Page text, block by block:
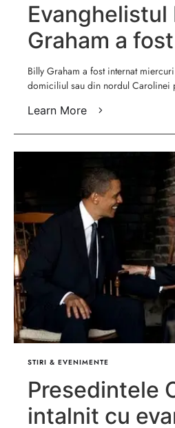
Evanghelistul
Graham a
Billy Graham a fost internat
domiciliul sau din nordul Carolinei
Learn More
STIRI & EVENIMENTE
Presedintele
intalnit cu